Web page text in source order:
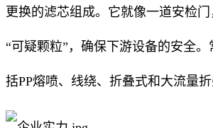
更换的滤芯组成。它就像一道安检
“可疑颗粒”，确保下游设备的安全
括PP熔喷、线绕、折叠式和大流量折